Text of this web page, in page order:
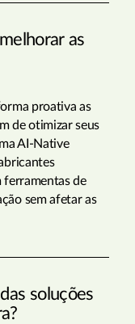
as
proativa as
de otimizar seus
AI-Native
ferramentas de
sem afetar as
soluções